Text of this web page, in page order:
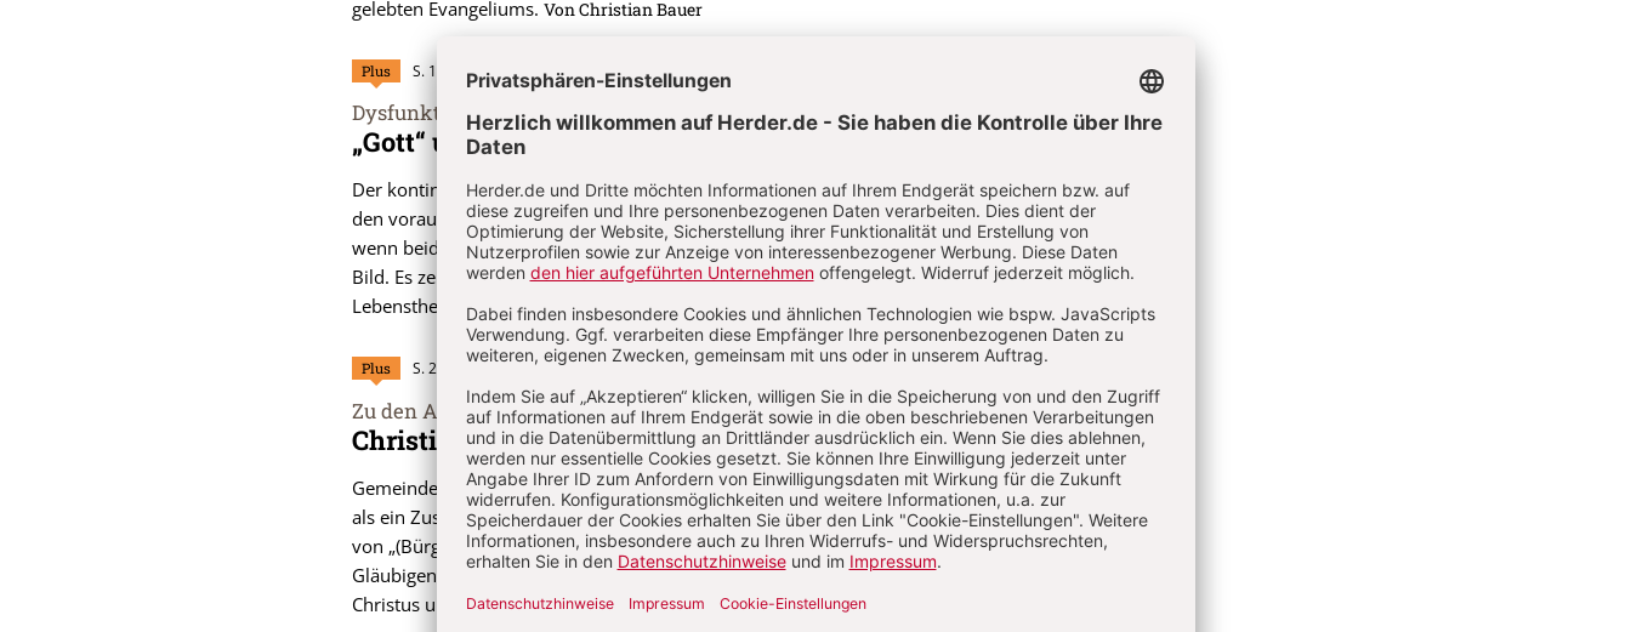
gelebten Evangeliums. Von Christian Bauer
Plus S. 15-19
Dysfunktionalität und neue Ansätze der „ Pfarreiseelsorge“
:
„Gott“ und die (fehlende) Thematisierung des Menschen
Der kontinuierliche Rückgang der Teilnahmezahlen am Leben der Kirchengemeinden kann ohne
den vorausgehenden Funktionsverlust der Pfarreien nicht sachgerecht verstanden werden. Erst
wenn beide Phänomene in einen Zusammenhang gesetzt werden, entsteht ein umfassendes
Bild. Es zeigt, was fehlt, und wie es durch die verstärkte Thematisierung existentieller
Lebensthemen dennoch weitergehen könnte.Von Johannes Dr. Först
Plus S. 20-23
Zu den Anfängen frühchristlicher Gemeindetheologie bei Paulus
:
Christi Leib und Gottes Raum
Gemeinde als Gemeinschaft und Versammlung der Christusgläubigen versteht sich nicht einfach
als ein Zusammenschluss Gleichgesinnter, wie der griechische Begriff ekklēsia in der Bedeutung
von „(Bürger-)Versammlung“ vielleicht nahelegen könnte. Von Anfang an wird die Gemeinde der
Gläubigen vor Ort als eine theologische Größe wahrgenommen und von ihrer Beziehung zu
Christus und zu Gott her gedacht.Von Konrad Huber